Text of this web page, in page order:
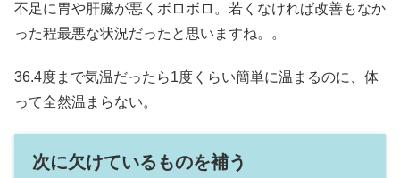
不足に胃や肝臓が悪くボロボロ。若くなければ改善もなか
った程最悪な状況だったと思いますね。。
36.4度まで気温だったら1度くらい簡単に温まるのに、体
って全然温まらない。
次に欠けているものを補う